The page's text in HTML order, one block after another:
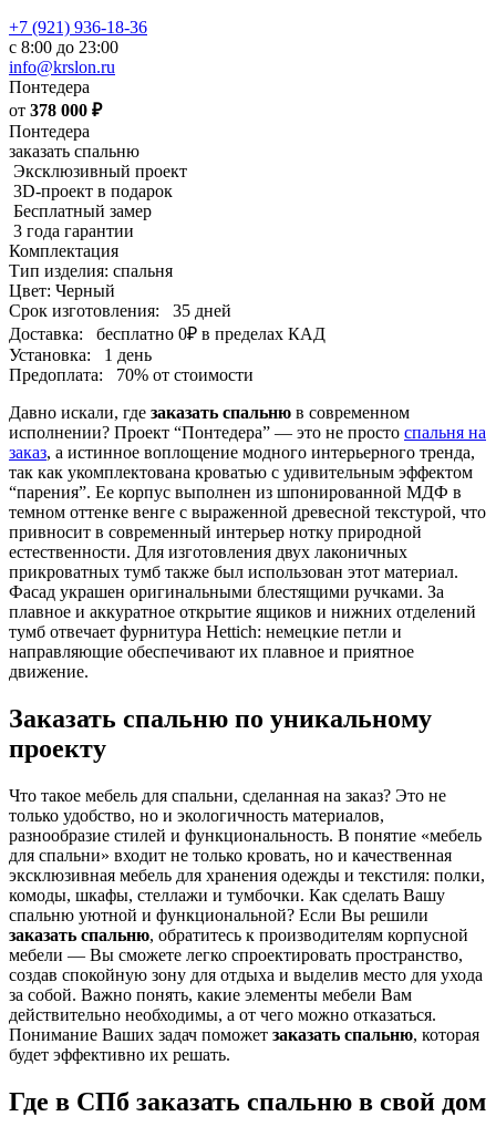
+7 (921) 936-18-36
с 8:00 до 23:00
info@krslon.ru
Понтедера
от 378 000 ₽
Понтедера
заказать спальню
Эксклюзивный проект
3D-проект в подарок
Бесплатный замер
3 года гарантии
Комплектация
Тип изделия: спальня
Цвет: Черный
Срок изготовления:
35 дней
Доставка:
бесплатно 0₽ в пределах КАД
Установка:
1 день
Предоплата:
70% от стоимости
Давно искали, где заказать спальню в современном
исполнении? Проект “Понтедера” — это не просто спальня на
заказ, а истинное воплощение модного интерьерного тренда,
так как укомплектована кроватью с удивительным эффектом
“парения”. Ее корпус выполнен из шпонированной МДФ в
темном оттенке венге с выраженной древесной текстурой, что
привносит в современный интерьер нотку природной
естественности. Для изготовления двух лаконичных
прикроватных тумб также был использован этот материал.
Фасад украшен оригинальными блестящими ручками. За
плавное и аккуратное открытие ящиков и нижних отделений
тумб отвечает фурнитура Hettich: немецкие петли и
направляющие обеспечивают их плавное и приятное
движение.
Заказать спальню по уникальному
проекту
Что такое мебель для спальни, сделанная на заказ? Это не
только удобство, но и экологичность материалов,
разнообразие стилей и функциональность. В понятие «мебель
для спальни» входит не только кровать, но и качественная
эксклюзивная мебель для хранения одежды и текстиля: полки,
комоды, шкафы, стеллажи и тумбочки. Как сделать Вашу
спальню уютной и функциональной? Если Вы решили
заказать спальню, обратитесь к производителям корпусной
мебели — Вы сможете легко спроектировать пространство,
создав спокойную зону для отдыха и выделив место для ухода
за собой. Важно понять, какие элементы мебели Вам
действительно необходимы, а от чего можно отказаться.
Понимание Ваших задач поможет заказать спальню, которая
будет эффективно их решать.
Где в СПб заказать спальню в свой дом